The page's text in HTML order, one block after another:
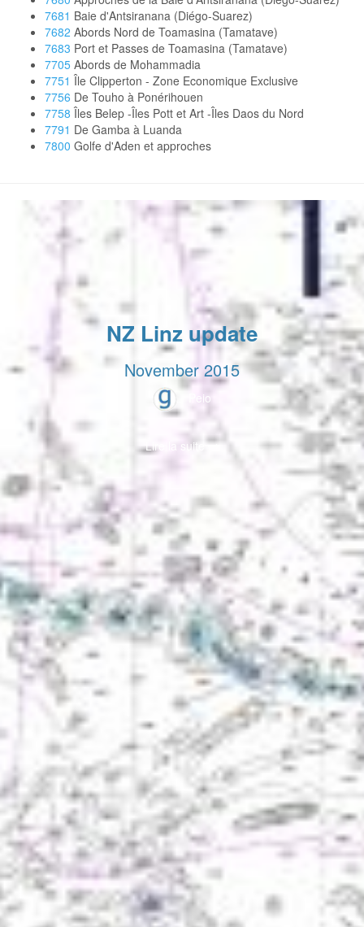
7681 Baie d'Antsiranana (Diégo-Suarez)
7682 Abords Nord de Toamasina (Tamatave)
7683 Port et Passes de Toamasina (Tamatave)
7705 Abords de Mohammadia
7751 Île Clipperton - Zone Economique Exclusive
7756 De Touho à Ponérihouen
7758 Îles Belep -Îles Pott et Art -Îles Daos du Nord
7791 De Gamba à Luanda
7800 Golfe d'Aden et approches
NZ Linz update
November 2015
Peio
Lire la suite